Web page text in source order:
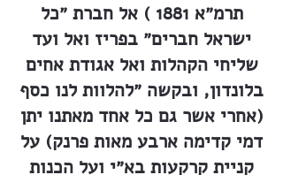
תרמ״א 1881 ) אל חברת ״כל
ישראל חברים״ בפריז ואל ועד
שליחי הקהלות ואל אגודת אחים
בלונדון, ובקשה ״להלוות לנו כסף
(אחרי אשר גם כל אחד מאתנו יתן
דמי קדימה ארבע מאות פרנק) על
קניית קרקעות בא״י ועל הכנות